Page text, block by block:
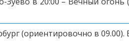
(ориентировочно в 09.00).